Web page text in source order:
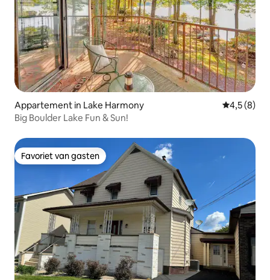
Appartement in Lake Harmony
4,5 (8)
Big Boulder Lake Fun & Sun!
Favoriet van gasten
Favoriet van gasten